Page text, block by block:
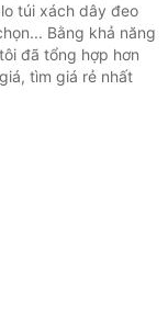
túi xách dây đeo
Bằng khả năng
đã tổng hợp hơn
tìm giá rẻ nhất